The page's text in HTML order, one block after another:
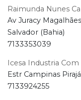
Raimunda Nunes
Av Juracy
Salvador (Bahia)
7133353039
Icesa Industria
Estr Campinas
7133924255